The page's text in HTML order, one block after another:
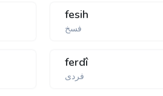
fesih
فسخ
ferdî
فردی